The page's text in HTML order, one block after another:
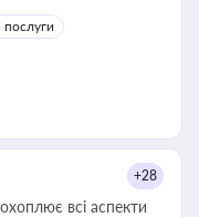
юриста або
оренди
і перевірки
послуги
+28
всі аспекти